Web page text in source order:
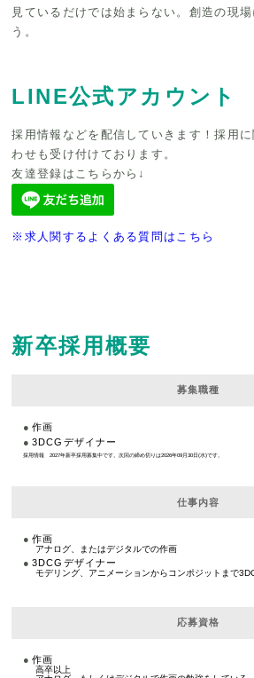
見ているだけでは始まらない。創造の現
う。
LINE公式アカウント
採用情報などを配信していきます！採用
わせも受け付けております。
友達登録はこちらから↓
※求人関するよくある質問はこちら
新卒採用概要
募集職種
作画
3DCGデザイナー
採用情報 2027年新卒採用募集中です。次回の締め切りは2026年09月30日(水)です。
仕事内容
作画
アナログ、またはデジタルでの作画
3DCGデザイナー
モデリング、アニメーションからコンポジットまで
応募資格
作画
高卒以上